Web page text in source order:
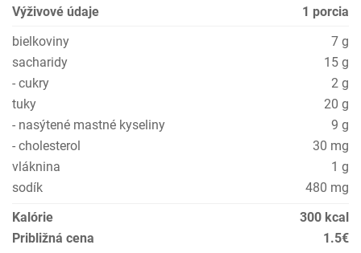
Výživové údaje
1 porcia
bielkoviny
7 g
sacharidy
15 g
- cukry
2 g
tuky
20 g
- nasýtené mastné kyseliny
9 g
- cholesterol
30 mg
vláknina
1 g
sodík
480 mg
Kalórie
300 kcal
Približná cena
1.5€